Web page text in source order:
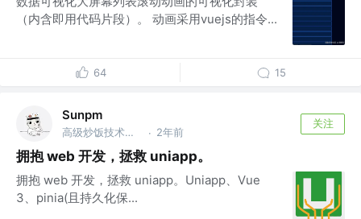
（内含即用代码片段）。 动画采用vuejs的指令...
64 15
Sunpm
高级炒饭技术专家 · 2年前
关注
拥抱 web 开发，拯救 uniapp。
拥抱 web 开发，拯救 uniapp。Uniapp、Vue
3、pinia(且持久化保...